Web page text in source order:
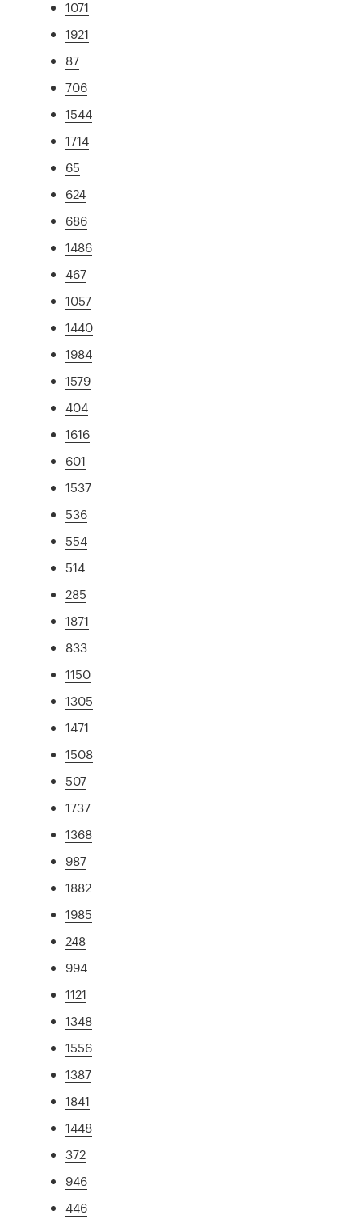
1071
1921
87
706
1544
1714
65
624
686
1486
467
1057
1440
1984
1579
404
1616
601
1537
536
554
514
285
1871
833
1150
1305
1471
1508
507
1737
1368
987
1882
1985
248
994
1121
1348
1556
1387
1841
1448
372
946
446